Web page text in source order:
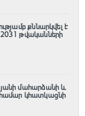
քննարկվել է
թվականների
մահարձանի և
կհատկացնի